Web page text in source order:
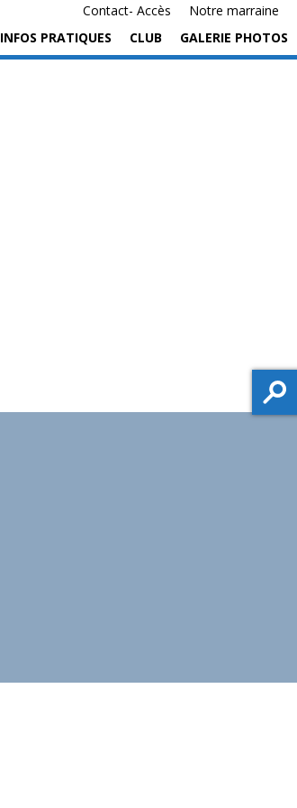
Contact- Accès
Notre marraine
INFOS PRATIQUES CLUB GALERIE PHOTOS